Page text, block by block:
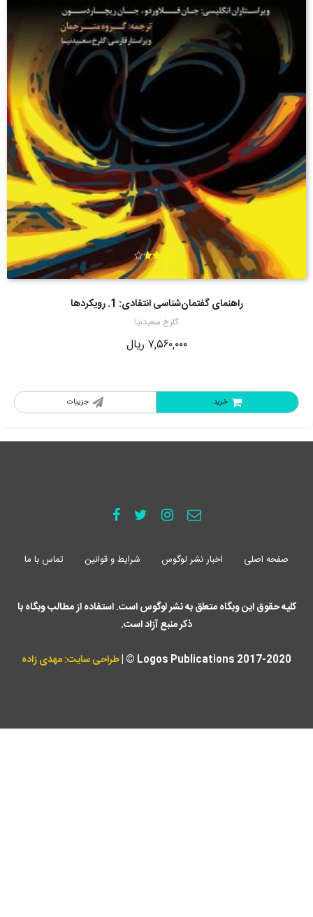
راهنمای گفتمان‌شناسی انتقادی: 1. رویکردها
گلرخ سعیدنیا
امتیاز
از 5
۷,۵۶۰,۰۰۰ ریال
جزییات خرید
صفحه اصلی اخبار نشر لوگوس شرایط و قوانین تماس با ما
کلیه حقوق این وبگاه متعلق به نشر لوگوس است. استفاده از مطالب وبگاه با
ذکر منبع آزاد است.
Logos Publications 2017-2020 © | طراحی سایت: مهدی زاده